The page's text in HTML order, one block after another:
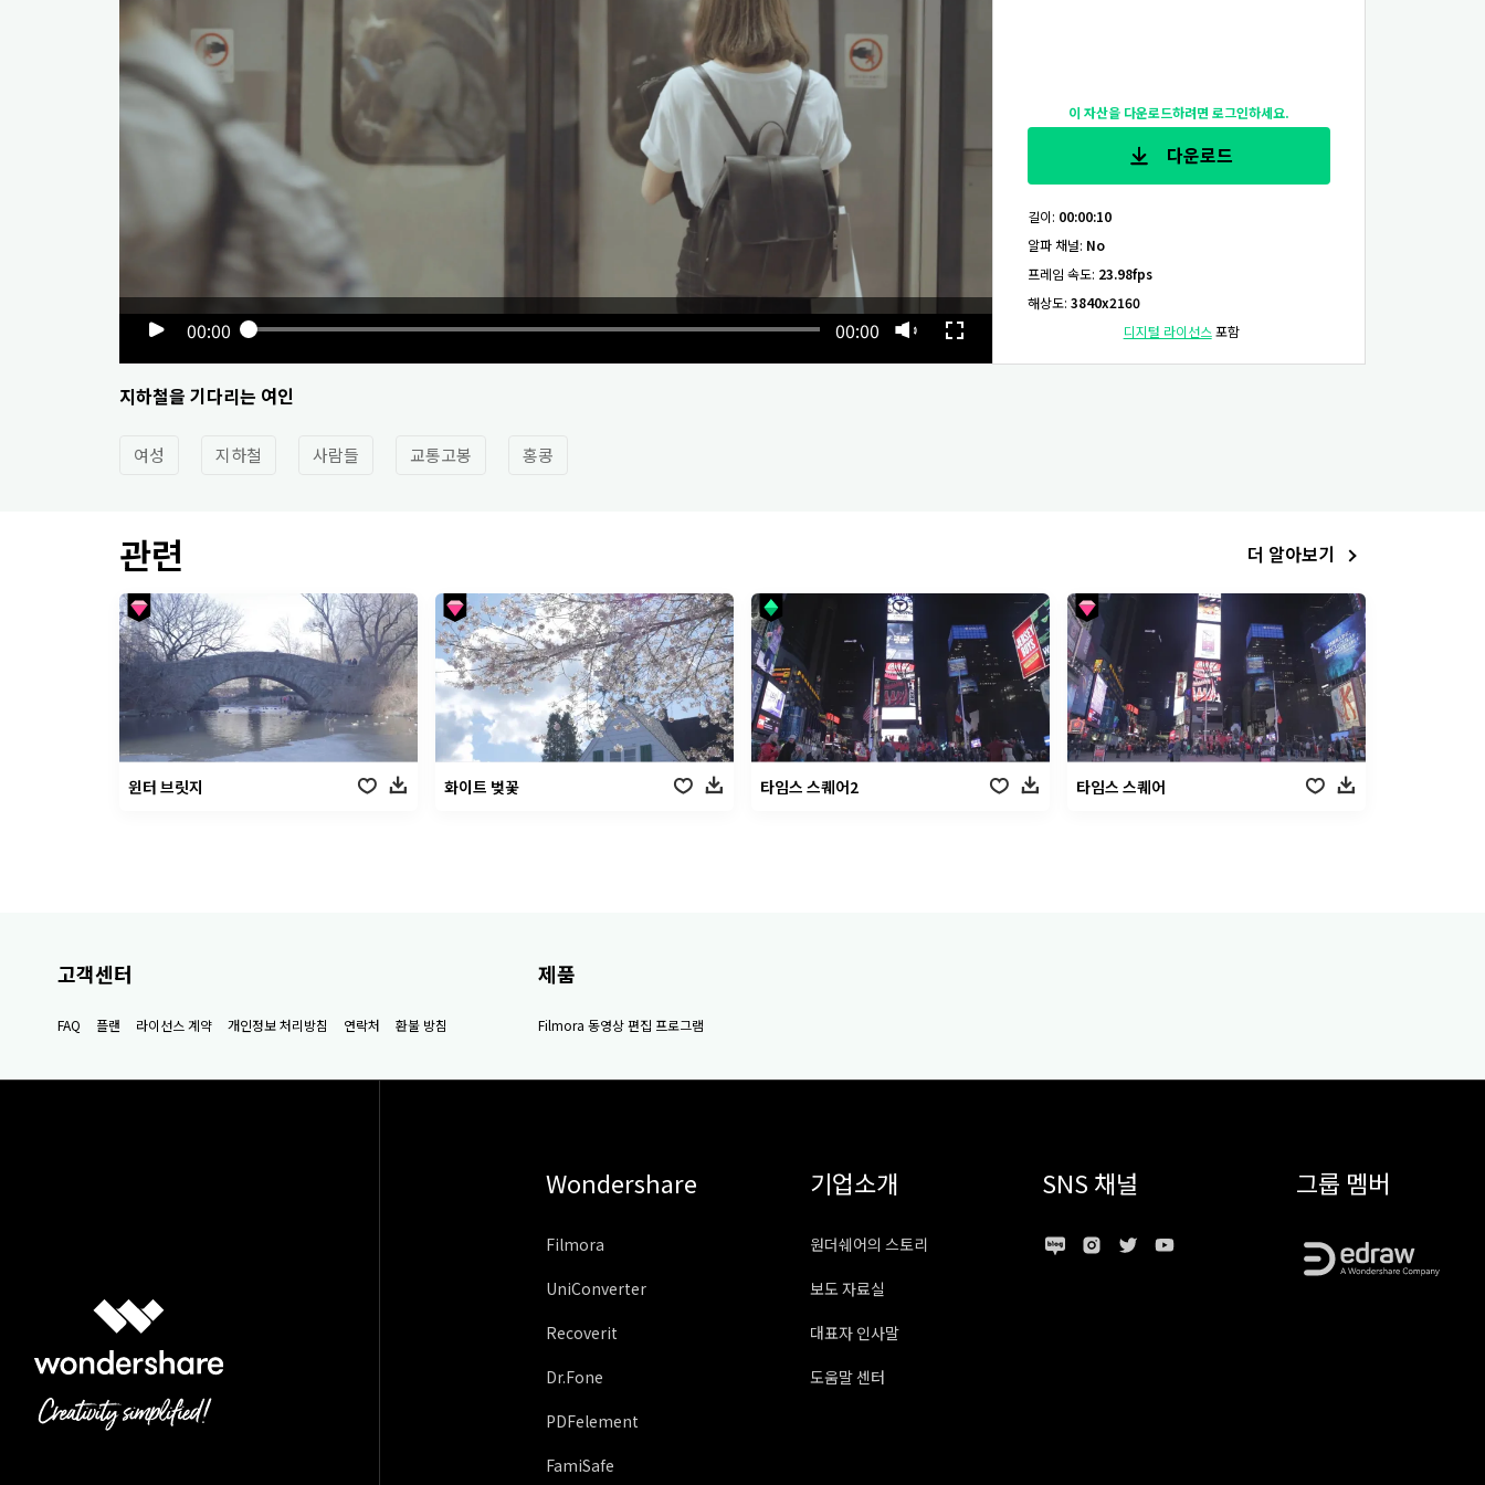
00:00 00:00
이 자산을 다운로드하려면 로그인하세요.
다운로드
길이: 00:00:10
알파 채널: No
프레임 속도: 23.98fps
해상도: 3840x2160
디지털 라이선스 포함
지하철을 기다리는 여인
여성 지하철 사람들 교통고봉 홍콩
관련 더 알아보기
윈터 브릿지 화이트 벚꽃 타임스 스퀘어2 타임스 스퀘어
고객센터
FAQ 플랜 라이선스 계약 개인정보 처리방침 연락처 환불 방침
제품
Filmora 동영상 편집 프로그램
Wondershare
Filmora
UniConverter
Recoverit
Dr.Fone
PDFelement
FamiSafe
기업소개
원더쉐어의 스토리
보도 자료실
대표자 인사말
도움말 센터
SNS 채널 그룹 멤버